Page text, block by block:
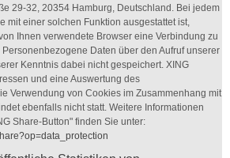
29-32, 20354 Hamburg, Deutschland. Bei jedem
mit einer solchen Funktion ausgestattet ist,
Ihnen verwendete Browser eine Verbindung zu
Daten über den Aufruf unserer
Kenntnis dabei nicht gespeichert. XING
und eine Auswertung des
Verwendung von Cookies im Zusammenhang mit
ebenfalls nicht statt. Weitere Informationen
Share-Button" finden Sie unter: